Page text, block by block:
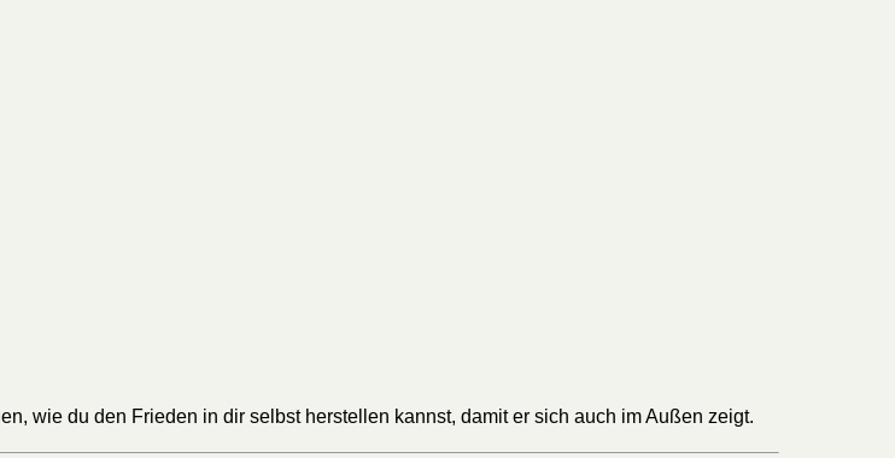
wie du den Frieden in dir selbst herstellen kannst, damit er sich auch im Außen zeigt.